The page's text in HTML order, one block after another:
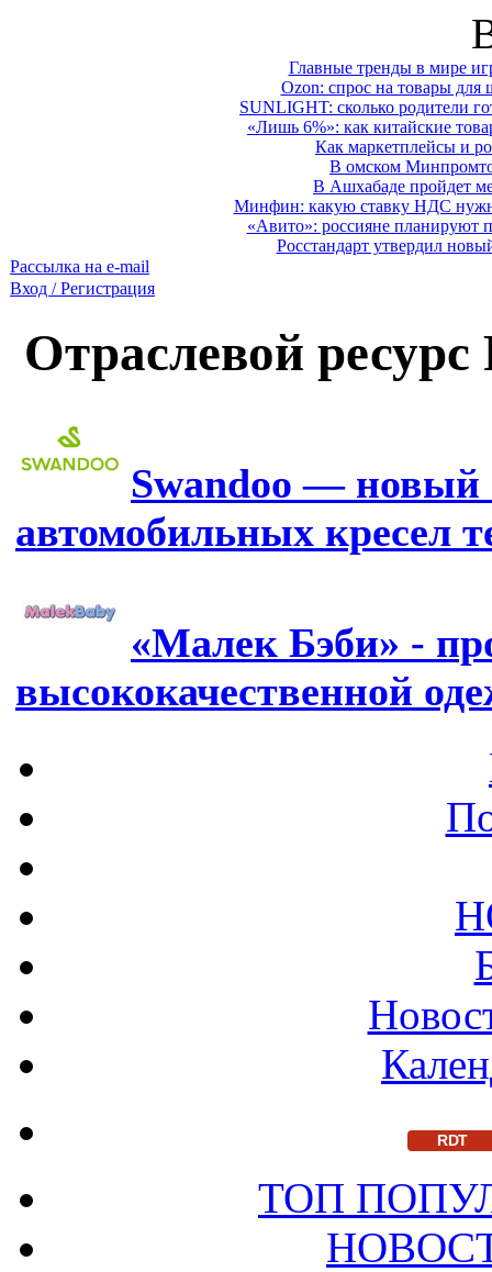
Главные тренды в мире
Ozon: спрос на товары для
SUNLIGHT: сколько родители
«Лишь 6%»: как китайские
Как маркетплейсы и
В омском
В Ашхабаде пройдет
Минфин: какую ставку НДС
«Авито»: россияне планируют
Росстандарт утвердил
Рассылка на e-mail
Вход / Регистрация
Отраслевой
Swandoo — новый
автомобильных кресел
«Малек Бэби» -
высококачественной
RDT
ТОП